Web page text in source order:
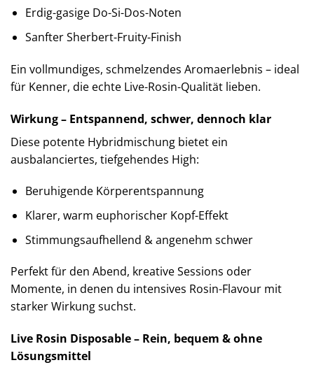
Erdig-gasige Do-Si-Dos-Noten
Sanfter Sherbert-Fruity-Finish
Ein vollmundiges, schmelzendes Aromaerlebnis – ideal
für Kenner, die echte Live-Rosin-Qualität lieben.
Wirkung – Entspannend, schwer, dennoch klar
Diese potente Hybridmischung bietet ein
ausbalanciertes, tiefgehendes High:
Beruhigende Körperentspannung
Klarer, warm euphorischer Kopf-Effekt
Stimmungsaufhellend & angenehm schwer
Perfekt für den Abend, kreative Sessions oder
Momente, in denen du intensives Rosin-Flavour mit
starker Wirkung suchst.
Live Rosin Disposable – Rein, bequem & ohne
Lösungsmittel